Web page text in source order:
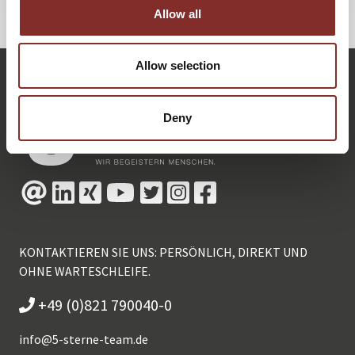
Allow all
Allow selection
Deny
KONTAKTIEREN SIE UNS: PERSÖNLICH, DIREKT UND
OHNE WARTESCHLEIFE.
+49 (0)821 790040-0
info@5-sterne-team.de